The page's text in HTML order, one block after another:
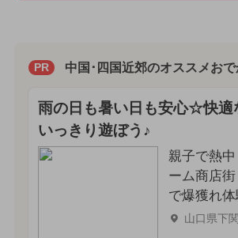
PR 中国･四国近郊のオススメお
雨の日も暑い日も安心☆快適
いっきり遊ぼう♪
親子で熱
ーム商店街
で爆獲れ
山口県下